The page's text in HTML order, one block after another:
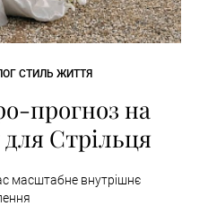
СТИЛЬ ЖИТТЯ
прогноз на
для Стрільця
масштабне внутрішнє